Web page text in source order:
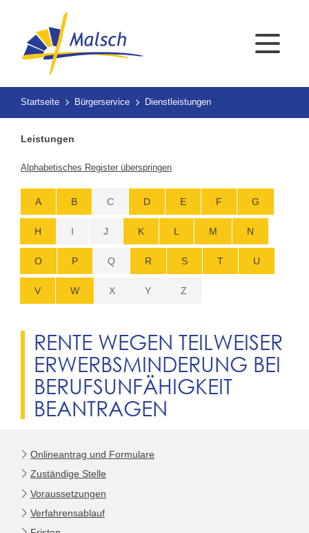
Startseite Bürgerservice Dienstleistungen
Leistungen
Alphabetisches Register überspringen
A B C D E F G
H I J K L M N
O P Q R S T U
V W X Y Z
RENTE WEGEN TEILWEISER
ERWERBSMINDERUNG BEI
BERUFSUNFÄHIGKEIT
BEANTRAGEN
Onlineantrag und Formulare
Zuständige Stelle
Voraussetzungen
Verfahrensablauf